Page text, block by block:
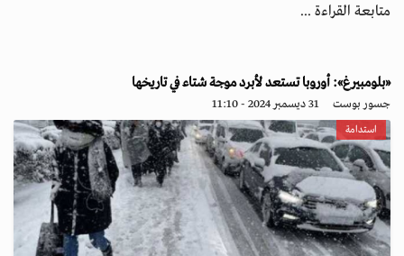
متابعة القراءة ...
«بلومبيرغ»: أوروبا تستعد لأبرد موجة شتاء في تاريخها
جسور بوست 31 ديسمبر 2024 - 11:10
استدامة